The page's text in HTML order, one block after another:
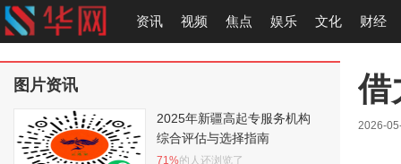
资讯 视频 焦点 娱乐 文化 财经
借
2026-
图片资讯
2025年新疆高起专服务机构
综合评估与选择指南
71%的人还浏览了